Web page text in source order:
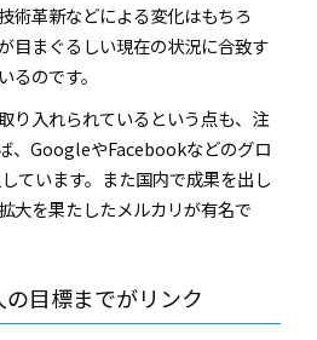
術革新などによる変化はもちろ
目まぐるしい現在の状況に合致す
るのです。
り入れられているという点も、注
、GoogleやFacebookなどのグロ
ています。また国内で成果を出し
大を果たしたメルカリが有名で
目標までがリンク